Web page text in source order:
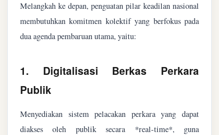
Melangkah ke depan, penguatan pilar keadilan nasional
membutuhkan komitmen kolektif yang berfokus pada
dua agenda pembaruan utama, yaitu:
1. Digitalisasi Berkas Perkara
Publik
Menyediakan sistem pelacakan perkara yang dapat
diakses oleh publik secara *real-time*, guna